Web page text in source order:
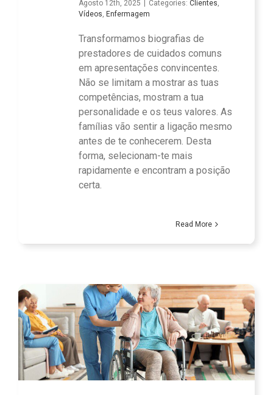
Agosto 12th, 2025 Categories: Clientes,
Vídeos, Enfermagem
Transformamos biografias de
prestadores de cuidados comuns
em apresentações convincentes.
Não se limitam a mostrar as tuas
competências, mostram a tua
personalidade e os teus valores. As
famílias vão sentir a ligação mesmo
antes de te conhecerem. Desta
forma, selecionam-te mais
rapidamente e encontram a posição
certa.
Read More